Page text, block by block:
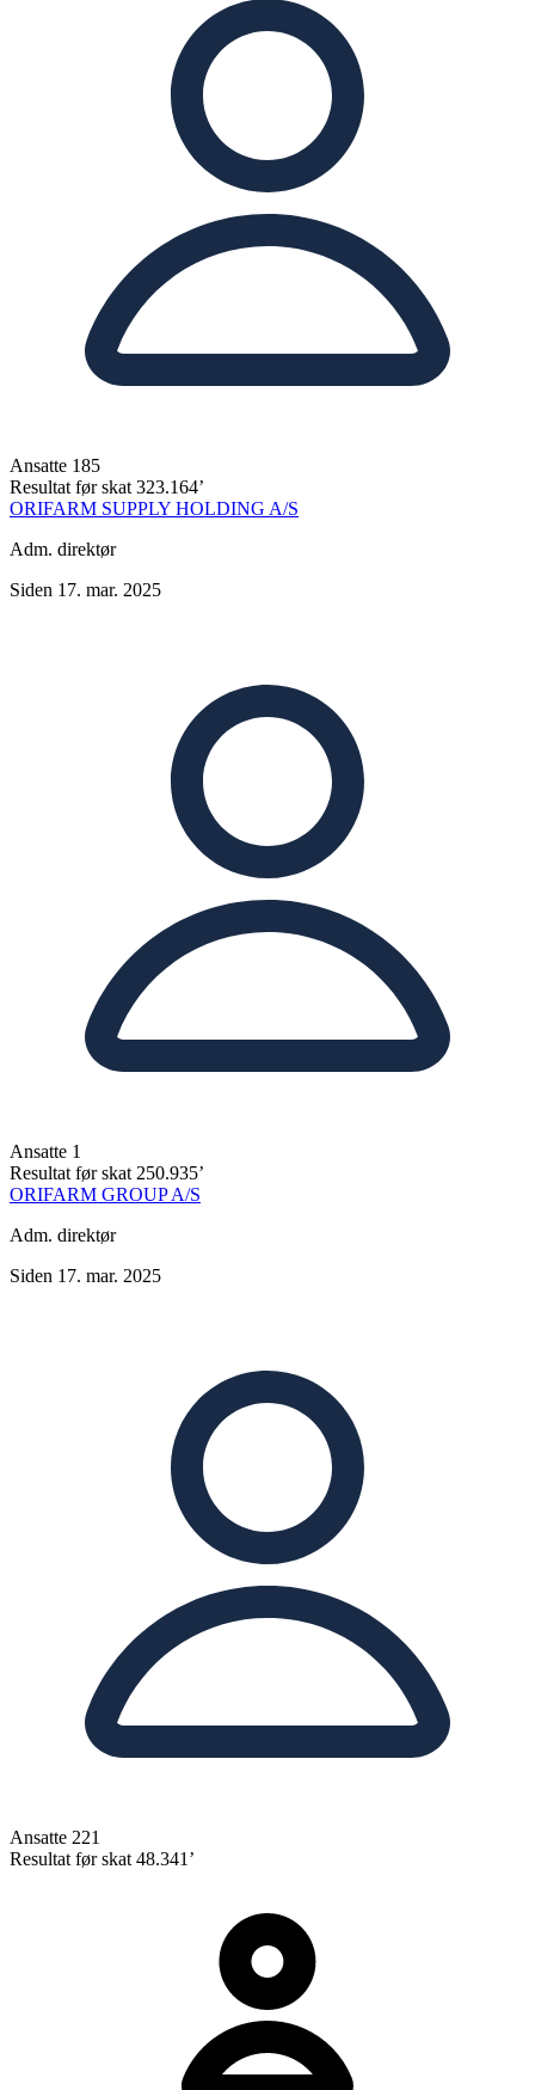
Ansatte 185
Resultat før skat 323.164’
ORIFARM SUPPLY HOLDING A/S
Adm. direktør
Siden 17. mar. 2025
Ansatte 1
Resultat før skat 250.935’
ORIFARM GROUP A/S
Adm. direktør
Siden 17. mar. 2025
Ansatte 221
Resultat før skat 48.341’